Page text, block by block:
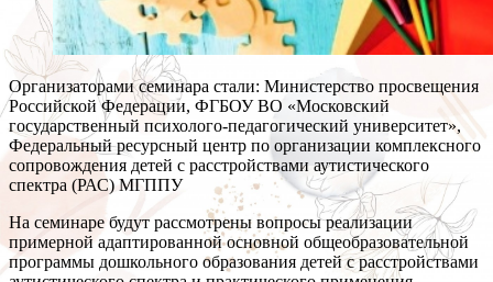
Организаторами семинара стали: Министерство просвещения
Российской Федерации, ФГБОУ ВО «Московский
государственный психолого-педагогический университет»,
Федеральный ресурсный центр по организации комплексного
сопровождения детей с расстройствами аутистического
спектра (РАС) МГППУ
На семинаре будут рассмотрены вопросы реализации
примерной адаптированной основной общеобразовательной
программы дошкольного образования детей с расстройствами